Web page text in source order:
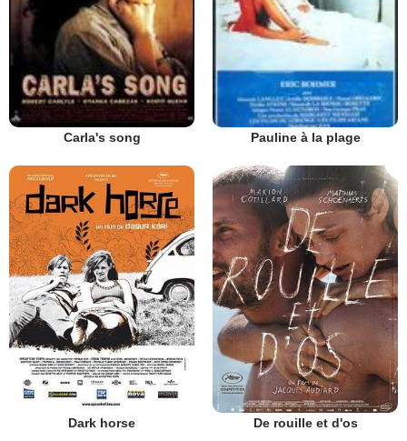
Carla's song Pauline à la plage
Dark horse De rouille et d'os